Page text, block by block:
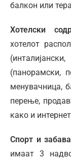
балкон или
Хотелски
хотелот
(панорамски,
менувачница,
перење,
како и
Спорт и
имаат 3